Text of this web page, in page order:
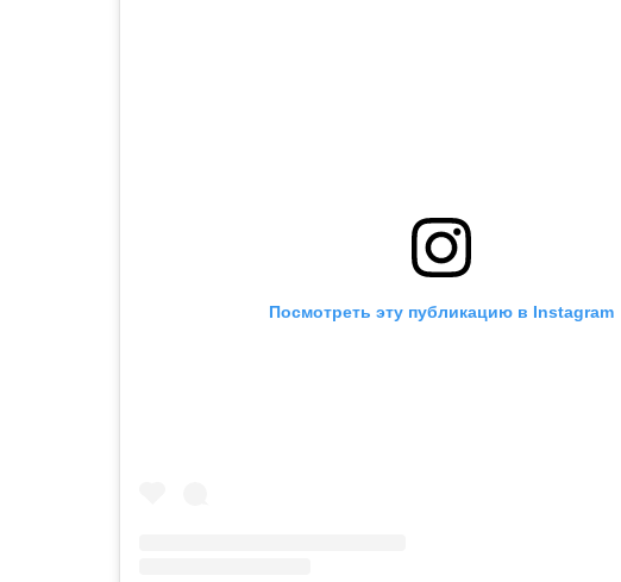
Посмотреть эту публикацию в Instagram